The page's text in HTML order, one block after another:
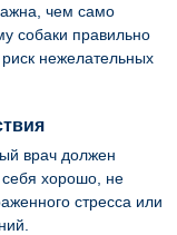
чем само
собаки правильно
нежелательных
врач должен
себя хорошо, не
стресса или